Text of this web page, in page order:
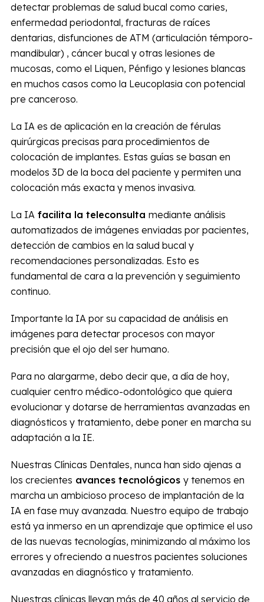
detectar problemas de salud bucal como caries,
enfermedad periodontal, fracturas de raíces
dentarias, disfunciones de ATM (articulación témporo-
mandibular) , cáncer bucal y otras lesiones de
mucosas, como el Liquen, Pénfigo y lesiones blancas
en muchos casos como la Leucoplasia con potencial
pre canceroso.
La IA es de aplicación en la creación de férulas
quirúrgicas precisas para procedimientos de
colocación de implantes. Estas guías se basan en
modelos 3D de la boca del paciente y permiten una
colocación más exacta y menos invasiva.
La IA facilita la teleconsulta mediante análisis
automatizados de imágenes enviadas por pacientes,
detección de cambios en la salud bucal y
recomendaciones personalizadas. Esto es
fundamental de cara a la prevención y seguimiento
continuo.
Importante la IA por su capacidad de análisis en
imágenes para detectar procesos con mayor
precisión que el ojo del ser humano.
Para no alargarme, debo decir que, a día de hoy,
cualquier centro médico-odontológico que quiera
evolucionar y dotarse de herramientas avanzadas en
diagnósticos y tratamiento, debe poner en marcha su
adaptación a la IE.
Nuestras Clínicas Dentales, nunca han sido ajenas a
los crecientes avances tecnológicos y tenemos en
marcha un ambicioso proceso de implantación de la
IA en fase muy avanzada. Nuestro equipo de trabajo
está ya inmerso en un aprendizaje que optimice el uso
de las nuevas tecnologías, minimizando al máximo los
errores y ofreciendo a nuestros pacientes soluciones
avanzadas en diagnóstico y tratamiento.
Nuestras clínicas llevan más de 40 años al servicio de